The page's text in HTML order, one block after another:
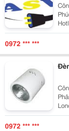
Phúc
0972 *** ***
0972 *** ***